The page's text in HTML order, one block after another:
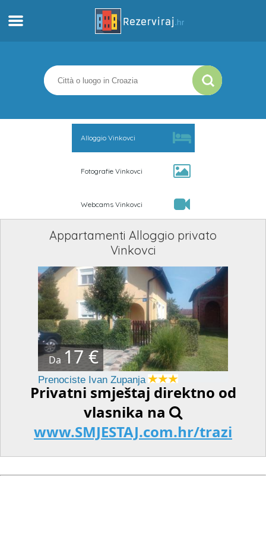
Appartamenti
Informazioni turistiche
Alloggio Vinkovci
Fotografie Vinkovci
Webcams Vinkovci
Appartamenti Alloggio privato
Vinkovci
Da 17 €
Prenociste Ivan Zupanja
Privatni smještaj direktno od
vlasnika na
www.SMJESTAJ.com.hr/trazi